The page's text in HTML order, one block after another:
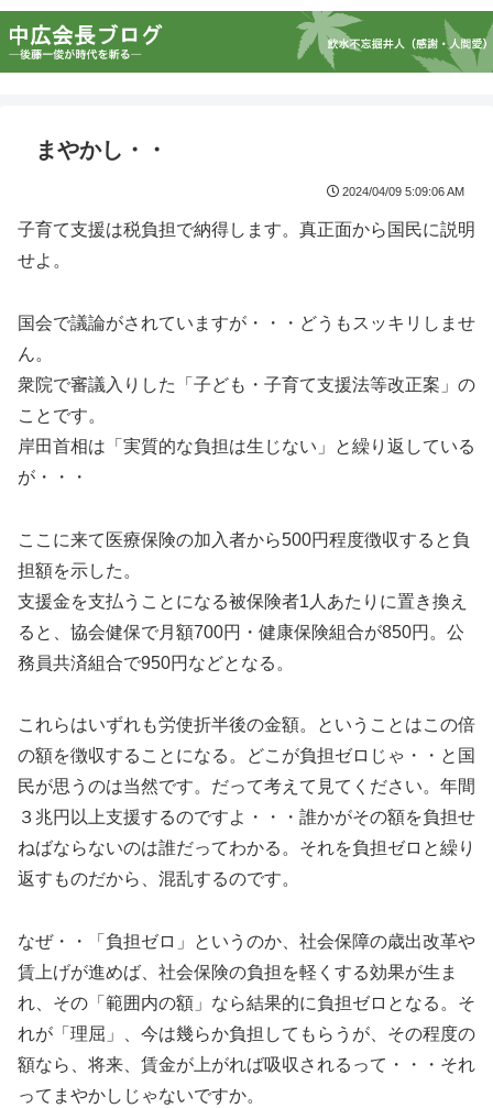
まやかし・・
2024/04/09 5:09:06 AM
子育て支援は税負担で納得します。真正面から国民に説明
せよ。
国会で議論がされていますが・・・どうもスッキリしませ
ん。
衆院で審議入りした「子ども・子育て支援法等改正案」の
ことです。
岸田首相は「実質的な負担は生じない」と繰り返している
が・・・
ここに来て医療保険の加入者から500円程度徴収すると負
担額を示した。
支援金を支払うことになる被保険者1人あたりに置き換え
ると、協会健保で月額700円・健康保険組合が850円。公
務員共済組合で950円などとなる。
これらはいずれも労使折半後の金額。ということはこの倍
の額を徴収することになる。どこが負担ゼロじゃ・・と国
民が思うのは当然です。だって考えて見てください。年間
３兆円以上支援するのですよ・・・誰かがその額を負担せ
ねばならないのは誰だってわかる。それを負担ゼロと繰り
返すものだから、混乱するのです。
なぜ・・「負担ゼロ」というのか、社会保障の歳出改革や
賃上げが進めば、社会保険の負担を軽くする効果が生ま
れ、その「範囲内の額」なら結果的に負担ゼロとなる。そ
れが「理屈」、今は幾らか負担してもらうが、その程度の
額なら、将来、賃金が上がれば吸収されるって・・・それ
ってまやかしじゃないですか。